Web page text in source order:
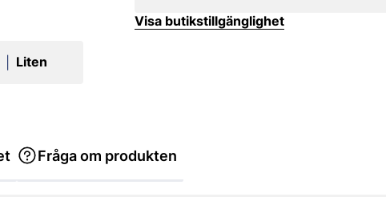
Liten
Visa butikstillgänglighet
Fråga om produkten